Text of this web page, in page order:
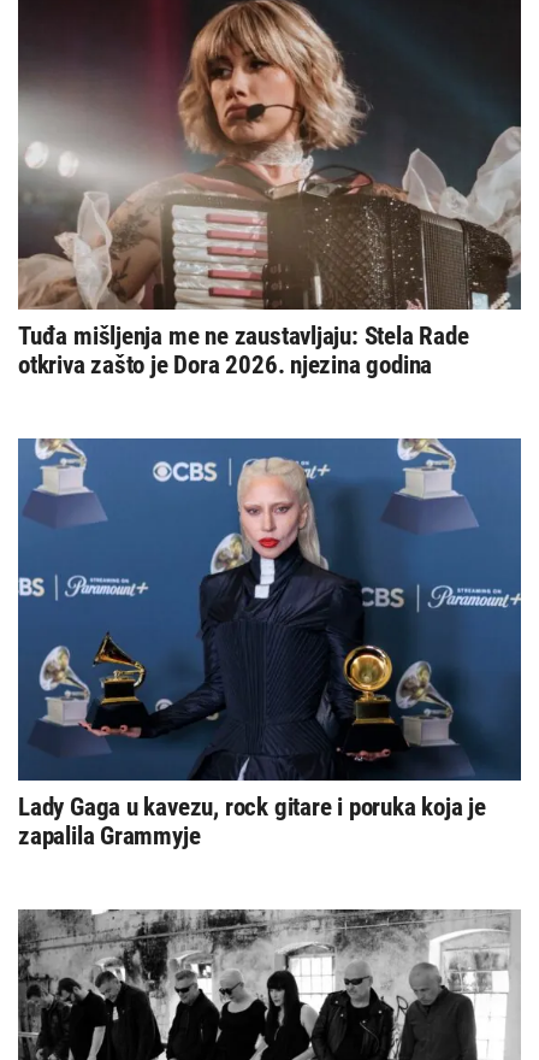
Tuđa mišljenja me ne zaustavljaju: Stela Rade
otkriva zašto je Dora 2026. njezina godina
Lady Gaga u kavezu, rock gitare i poruka koja je
zapalila Grammyje